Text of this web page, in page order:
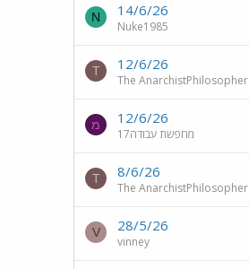
14/6/26
Nuke1985
N
12/6/26
The AnarchistPhilosopher
T
12/6/26
מחפשת עבודה17
מ
8/6/26
The AnarchistPhilosopher
T
28/5/26
vinney
V